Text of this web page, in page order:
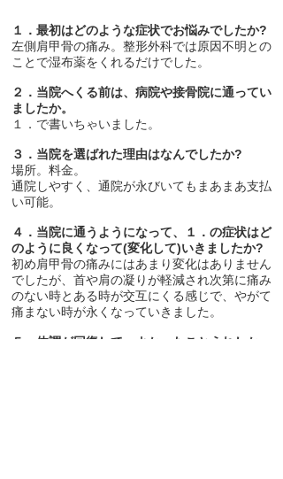
１．最初はどのような症状でお悩みでしたか?
左側肩甲骨の痛み。整形外科では原因不明との
ことで湿布薬をくれるだけでした。
２．当院へくる前は、病院や接骨院に通ってい
ましたか。
１．で書いちゃいました。
３．当院を選ばれた理由はなんでしたか?
場所。料金。
通院しやすく、通院が永びいてもまあまあ支払
い可能。
４．当院に通うようになって、１．の症状はど
のように良くなって(変化して)いきましたか?
初め肩甲骨の痛みにはあまり変化はありません
でしたが、首や肩の凝りが軽減され次第に痛み
のない時とある時が交互にくる感じで、やがて
痛まない時が永くなっていきました。
５．体調が回復して、よかったことうれしかっ